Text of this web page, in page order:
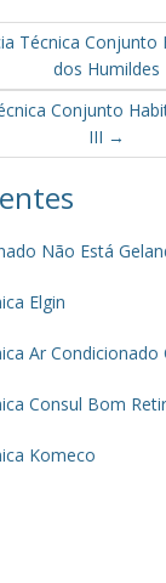
Técnica
dos Humildes
Conjunto
III →
Não Está
Elgin
Ar Condicionado
Consul Bom
Komeco